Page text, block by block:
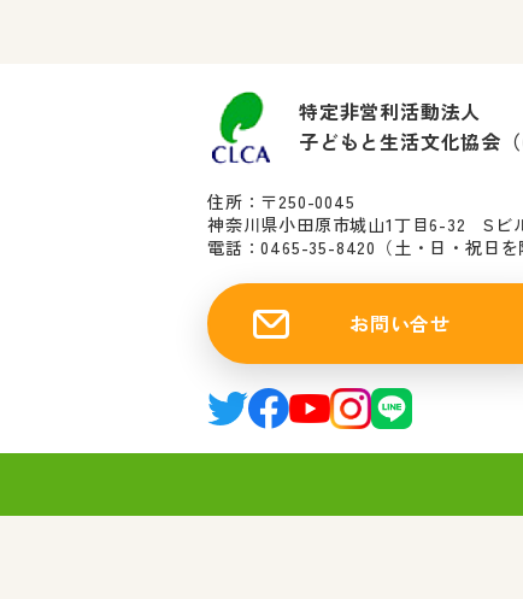
特定非営利活動法人
子どもと生活文化協会（
住所：〒250-0045
神奈川県小田原市城山1丁目6-32 Sビ
電話：0465-35-8420 （土・日・祝日を
お問い合せ